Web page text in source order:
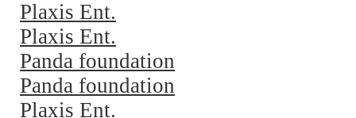
Plaxis Ent.
Plaxis Ent.
Panda foundation
Panda foundation
Plaxis Ent.